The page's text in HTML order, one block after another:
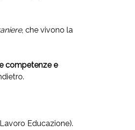
, che vivono la
competenze e
Educazione).